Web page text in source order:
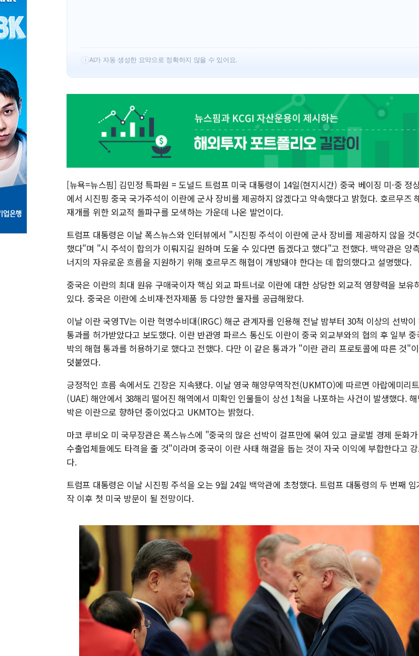
윤준병·이해
'호우·산사태
! AI가 자동 생성한 요약으로 정확하지 않을 수 있어요.
[뉴욕=뉴스핌] 김민정 특파원 = 도널드 트럼프 미국 대통령이 14일(현지시간) 중국 베이징 미·중 정
에서 시진핑 중국 국가주석이 이란에 군사 장비를 제공하지 않겠다고 약속했다고 밝혔다. 호르무즈
재개를 위한 외교적 돌파구를 모색하는 가운데 나온 발언이다.
트럼프 대통령은 이날 폭스뉴스와 인터뷰에서 "시진핑 주석이 이란에 군사 장비를 제공하지 않을 것
했다"며 "시 주석이 합의가 이뤄지길 원하며 도울 수 있다면 돕겠다고 했다"고 전했다. 백악관은 양
너지의 자유로운 흐름을 지원하기 위해 호르무즈 해협이 개방돼야 한다는 데 합의했다고 설명했다.
중국은 이란의 최대 원유 구매국이자 핵심 외교 파트너로 이란에 대한 상당한 외교적 영향력을 보유
있다. 중국은 이란에 소비재·전자제품 등 다양한 물자를 공급해왔다.
이날 이란 국영TV는 이란 혁명수비대(IRGC) 해군 관계자를 인용해 전날 밤부터 30척 이상의 선박이
통과를 허가받았다고 보도했다. 이란 반관영 파르스 통신도 이란이 중국 외교부와의 협의 후 일부 중
박의 해협 통과를 허용하기로 했다고 전했다. 다만 이 같은 통과가 "이란 관리 프로토콜에 따른 것"
덧붙였다.
긍정적인 흐름 속에서도 긴장은 지속됐다. 이날 영국 해양무역작전(UKMTO)에 따르면 아랍에미리트
(UAE) 해안에서 38해리 떨어진 해역에서 미확인 인물들이 상선 1척을 나포하는 사건이 발생했다.
박은 이란으로 향하던 중이었다고 UKMTO는 밝혔다.
마코 루비오 미 국무장관은 폭스뉴스에 "중국의 많은 선박이 걸프만에 묶여 있고 글로벌 경제 둔화
수출업체들에도 타격을 줄 것"이라며 중국이 이란 사태 해결을 돕는 것이 자국 이익에 부합한다고
다.
트럼프 대통령은 이날 시진핑 주석을 오는 9월 24일 백악관에 초청했다. 트럼프 대통령의 두 번째 임
작 이후 첫 미국 방문이 될 전망이다.